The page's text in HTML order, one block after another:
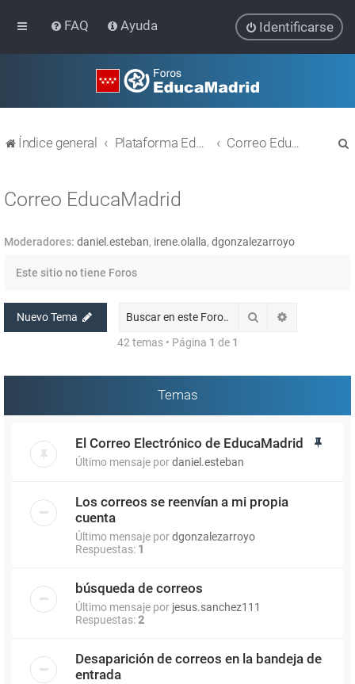
FAQ Ayuda Identificarse
Índice general Plataforma Educativa EducaMadrid Correo EducaMadrid
Correo EducaMadrid
Moderadores: daniel.esteban, irene.olalla, dgonzalezarroyo
Este sitio no tiene Foros
Nuevo Tema Buscar
42 temas • Página 1 de 1
Temas
El Correo Electrónico de EducaMadrid
Último mensaje pordaniel.esteban
Los correos se reenvían a mi propia
cuenta
Último mensaje pordgonzalezarroyo
Respuestas: 1
búsqueda de correos
Último mensaje por jesus.sanchez111
Respuestas:2
Desaparición de correos en la bandeja de
entrada